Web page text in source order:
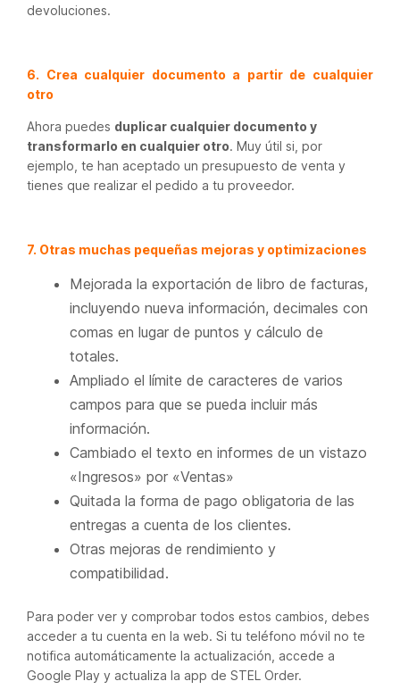
devoluciones.
6. Crea cualquier documento a partir de cualquier
otro
Ahora puedes duplicar cualquier documento y
transformarlo en cualquier otro. Muy útil si, por
ejemplo, te han aceptado un presupuesto de venta y
tienes que realizar el pedido a tu proveedor.
7. Otras muchas pequeñas mejoras y optimizaciones
Mejorada la exportación de libro de facturas,
incluyendo nueva información, decimales con
comas en lugar de puntos y cálculo de
totales.
Ampliado el límite de caracteres de varios
campos para que se pueda incluir más
información.
Cambiado el texto en informes de un vistazo
«Ingresos» por «Ventas»
Quitada la forma de pago obligatoria de las
entregas a cuenta de los clientes.
Otras mejoras de rendimiento y
compatibilidad.
Para poder ver y comprobar todos estos cambios, debes
acceder a tu cuenta en la web. Si tu teléfono móvil no te
notifica automáticamente la actualización, accede a
Google Play y actualiza la app de STEL Order.